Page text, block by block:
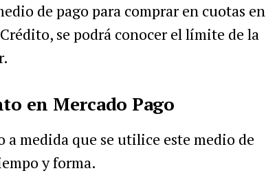
de pago para comprar en cuotas en
se podrá conocer el límite de la
en Mercado Pago
medida que se utilice este medio de
y forma.